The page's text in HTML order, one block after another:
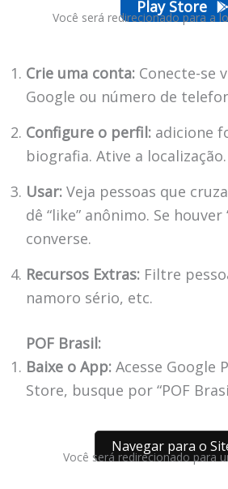
Play Store
Você será redirecionado para a
Crie uma conta:Conecte-se
Google ou número de
Configure o perfil:adicione
biografia. Ative a localização.
Usar:Veja pessoas que
dê “like” anônimo. Se houver
converse.
Recursos Extras:Filtre
namoro sério, etc.
POF Brasil:
Baixe o App:Acesse Google
Store, busque por “POF
Navegar para o
Você será redirecionado para